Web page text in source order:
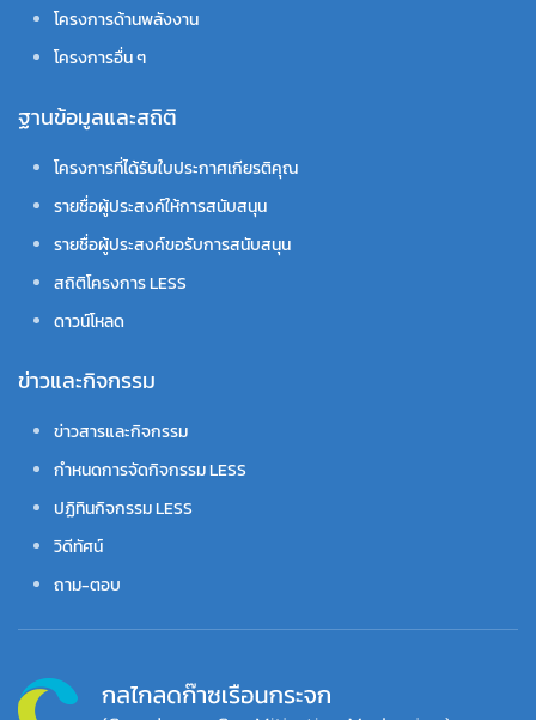
โครงการด้านพลังงาน
โครงการอื่น ๆ
ฐานข้อมูลและสถิติ
โครงการที่ได้รับใบประกาศเกียรติคุณ
รายชื่อผู้ประสงค์ให้การสนับสนุน
รายชื่อผู้ประสงค์ขอรับการสนับสนุน
สถิติโครงการ LESS
ดาวน์โหลด
ข่าวและกิจกรรม
ข่าวสารและกิจกรรม
กำหนดการจัดกิจกรรม LESS
ปฏิทินกิจกรรม LESS
วิดีทัศน์
ถาม-ตอบ